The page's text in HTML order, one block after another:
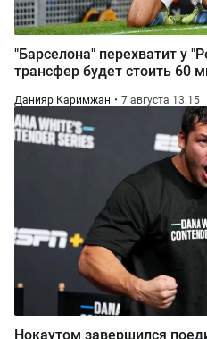
"Барселона" перехватит у
трансфер будет стоить 60
Данияр Каримжан 7 августа 13:15
Нокаутом завершился